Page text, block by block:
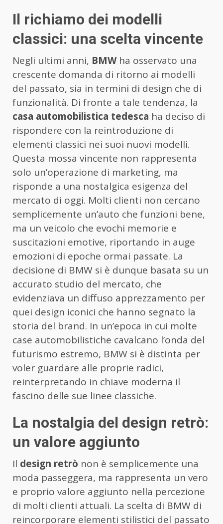
Il richiamo dei modelli
classici: una scelta vincente
Negli ultimi anni, BMWha osservato una
crescente domanda di ritorno ai modelli
del passato, sia in termini di design che di
funzionalità. Di fronte a tale tendenza, la
casa automobilistica tedesca ha deciso di
rispondere con la reintroduzione di
elementi classici nei suoi nuovi modelli.
Questa mossa vincente non rappresenta
solo un’operazione di marketing, ma
risponde a una nostalgica esigenza del
mercato di oggi. Molti clienti non cercano
semplicemente un’auto che funzioni bene,
ma un veicolo che evochi memorie e
suscitazioni emotive, riportando in auge
emozioni di epoche ormai passate. La
decisione di BMW si è dunque basata su un
accurato studio del mercato, che
evidenziava un diffuso apprezzamento per
quei design iconici che hanno segnato la
storia del brand. In un’epoca in cui molte
case automobilistiche cavalcano l’onda del
futurismo estremo, BMW si è distinta per
voler guardare alle proprie radici,
reinterpretando in chiave moderna il
fascino delle sue linee classiche.
La nostalgia del design retrò:
un valore aggiunto
Il design retrò non è semplicemente una
moda passeggera, ma rappresenta un vero
e proprio valore aggiunto nella percezione
di molti clienti attuali. La scelta di BMW di
reincorporare elementi stilistici del passato